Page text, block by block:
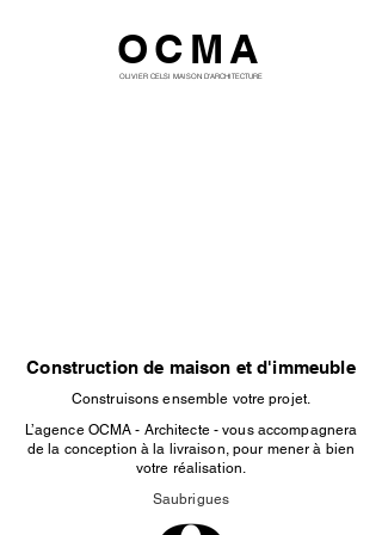
OCMA
OLIVIER CELSI MAISON D'ARCHITECTURE
Construction de maison et d'immeuble
Construisons ensemble votre projet.
L’agence OCMA - Architecte - vous accompagnera
de la conception à la livraison, pour mener à bien
votre réalisation.
Saubrigues